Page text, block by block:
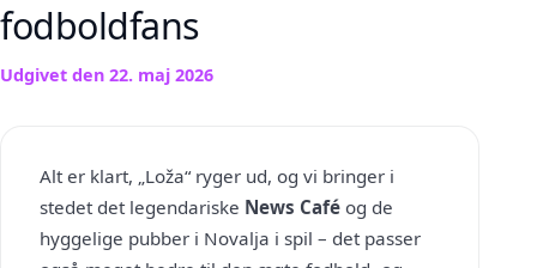
fodboldfans
Udgivet den 22. maj 2026
Alt er klart, „Loža“ ryger ud, og vi bringer i
stedet det legendariske News Café og de
hyggelige pubber i Novalja i spil – det passer